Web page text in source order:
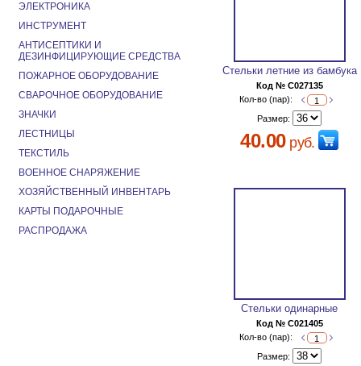
Стельки летние из бамбука
Код № C027135
Кол-во (пар):
Размер:
40.00руб.
Стельки одинарные
Код № C021405
Кол-во (пар):
Размер:
ЭЛЕКТРОНИКА
ИНСТРУМЕНТ
АНТИСЕПТИКИ И
ДЕЗИНФИЦИРУЮЩИЕ СРЕДСТВА
ПОЖАРНОЕ ОБОРУДОВАНИЕ
СВАРОЧНОЕ ОБОРУДОВАНИЕ
ЗНАЧКИ
ЛЕСТНИЦЫ
ТЕКСТИЛЬ
ВОЕННОЕ СНАРЯЖЕНИЕ
ХОЗЯЙСТВЕННЫЙ ИНВЕНТАРЬ
КАРТЫ ПОДАРОЧНЫЕ
РАСПРОДАЖА